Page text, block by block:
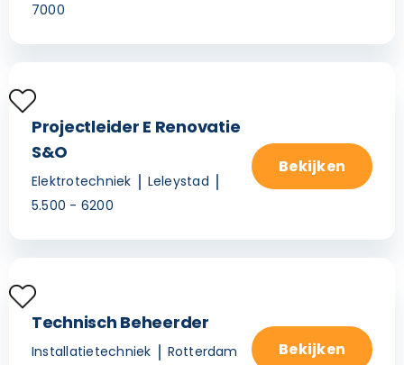
7000
Projectleider E Renovatie
S&O
Elektrotechniek
Leleystad
5.500 - 6200
Bekijken
Technisch Beheerder
Installatietechniek
Rotterdam
Bekijken